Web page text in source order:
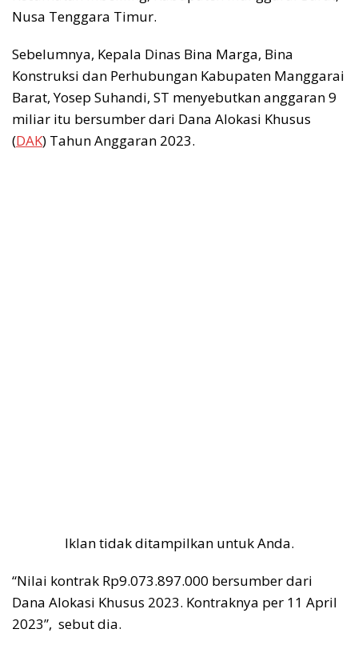
Nusa Tenggara Timur.
Sebelumnya, Kepala Dinas Bina Marga, Bina
Konstruksi dan Perhubungan Kabupaten Manggarai
Barat, Yosep Suhandi, ST menyebutkan anggaran 9
miliar itu bersumber dari Dana Alokasi Khusus
(DAK) Tahun Anggaran 2023.
Iklan tidak ditampilkan untuk Anda.
“Nilai kontrak Rp9.073.897.000 bersumber dari
Dana Alokasi Khusus 2023. Kontraknya per 11 April
2023”, sebut dia.